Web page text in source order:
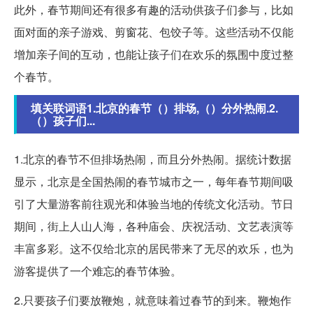
此外，春节期间还有很多有趣的活动供孩子们参与，比如
面对面的亲子游戏、剪窗花、包饺子等。这些活动不仅能
增加亲子间的互动，也能让孩子们在欢乐的氛围中度过整
个春节。
填关联词语1.北京的春节（）排场,（）分外热闹.2.
（）孩子们...
1.北京的春节不但排场热闹，而且分外热闹。据统计数据
显示，北京是全国热闹的春节城市之一，每年春节期间吸
引了大量游客前往观光和体验当地的传统文化活动。节日
期间，街上人山人海，各种庙会、庆祝活动、文艺表演等
丰富多彩。这不仅给北京的居民带来了无尽的欢乐，也为
游客提供了一个难忘的春节体验。
2.只要孩子们要放鞭炮，就意味着过春节的到来。鞭炮作